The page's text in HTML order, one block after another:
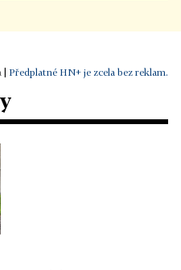
Předplatné HN+ je zcela bez reklam.